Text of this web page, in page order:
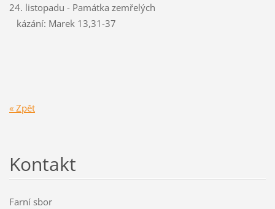
24. listopadu - Památka zemřelých
kázání: Marek 13,31-37
« Zpět
Kontakt
Farní sbor